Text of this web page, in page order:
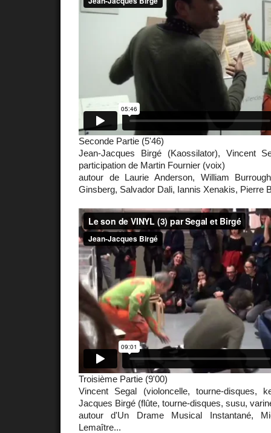
Seconde Partie (5'46)
Jean-Jacques Birgé (Kaossilator), Vincent
participation de Martin Fournier (voix)
autour de Laurie Anderson, William
Ginsberg, Salvador Dali, Iannis Xenakis, Pierre
Troisième Partie (9'00)
Vincent Segal (violoncelle, tourne-disques,
Jacques Birgé (flûte, tourne-disques, susu,
autour d'Un Drame Musical Instantané,
Lemaître...